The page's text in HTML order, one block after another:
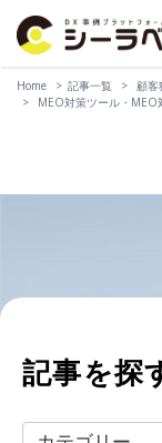
Home 記事一覧 顧客
MEO対策ツール・MEO
記事を探